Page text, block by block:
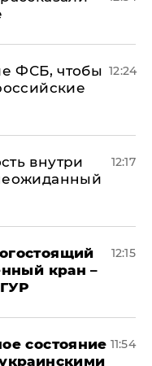
ФСБ, чтобы 12:24
внутри
12:17
кран –
12:15
состояние 11:54